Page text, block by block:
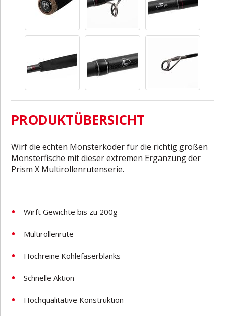
PRODUKTÜBERSICHT
Wirf die echten Monsterköder für die richtig großen
Monsterfische mit dieser extremen Ergänzung der
Prism X Multirollenrutenserie.
Wirft Gewichte bis zu 200g
Multirollenrute
Hochreine Kohlefaserblanks
Schnelle Aktion
Hochqualitative Konstruktion